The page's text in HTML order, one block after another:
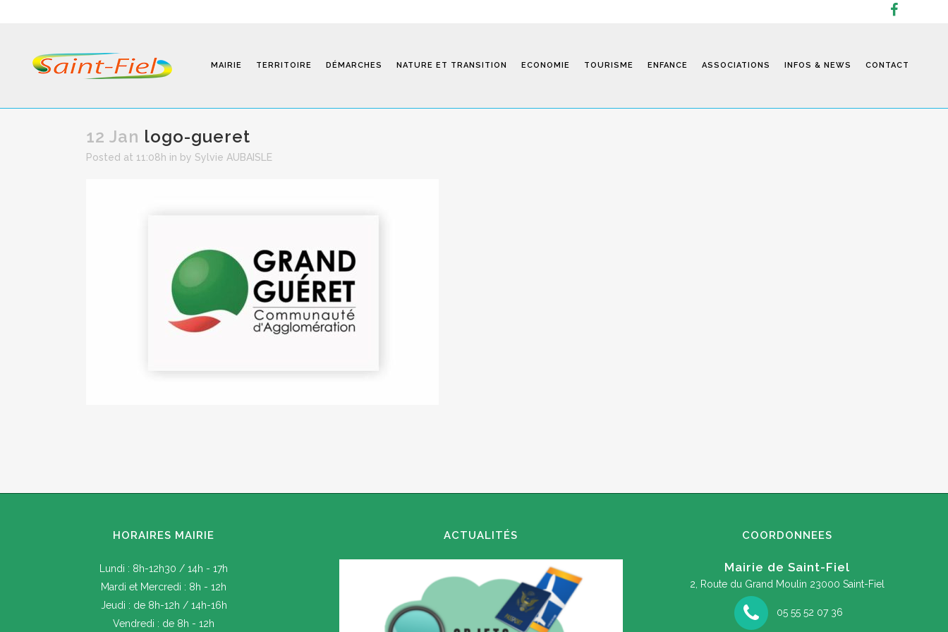
MAIRIE TERRITOIRE DÉMARCHES NATURE ET TRANSITION ECONOMIE TOURISME ENFANCE ASSOCIATIONS INFOS & NEWS CONTACT
12 Jan logo-gueret
Posted at 11:08h in by Sylvie AUBAISLE
HORAIRES MAIRIE
Lundi : 8h-12h30 / 14h - 17h
Mardi et Mercredi : 8h - 12h
Jeudi : de 8h-12h / 14h-16h
Vendredi : de 8h - 12h
ACTUALITÉS COORDONNEES
Mairie de Saint-Fiel
2, Route du Grand Moulin 23000 Saint-Fiel
05 55 52 07 36